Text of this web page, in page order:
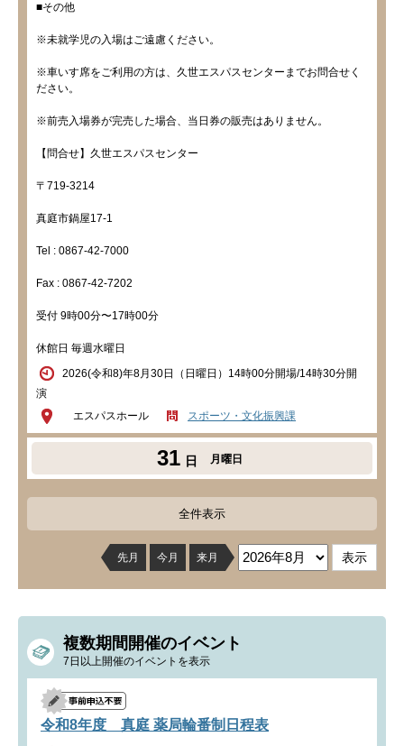
■その他
※未就学児の入場はご遠慮ください。
※車いす席をご利用の方は、久世エスパスセンターまでお問合せく
ださい。
※前売入場券が完売した場合、当日券の販売はありません。
【問合せ】久世エスパスセンター
〒719-3214
真庭市鍋屋17-1
Tel : 0867-42-7000
Fax : 0867-42-7202
受付 9時00分〜17時00分
休館日 毎週水曜日
2026(令和8)年8月30日（日曜日）14時00分開場/14時30分開
演
エスパスホール
スポーツ・文化振興課
31 日 月曜日
全件表示
先月 今月 来月
複数期間開催のイベント
7日以上開催のイベントを表示
令和8年度 真庭 薬局輪番制日程表